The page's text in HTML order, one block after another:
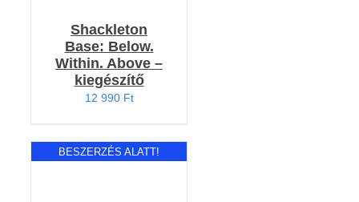
Shackleton
Base: Below.
Within. Above –
kiegészítő
12 990 Ft
BESZERZÉS ALATT!